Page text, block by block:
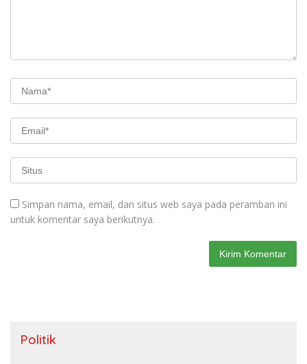
Simpan nama, email, dan situs web saya pada peramban ini
untuk komentar saya berikutnya.
Politik